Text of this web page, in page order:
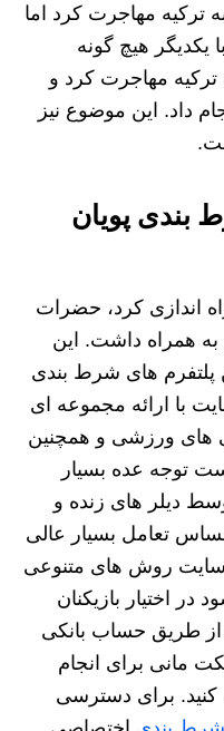
ترکیه مهاجرت کرد اما
یکدیگر هیچ گونه
ترکیه مهاجرت کرد و
داد. این موضوع نیز
پویان
اندازی کرد، حضرات
به همراه داشت. این
پلتفرم های شرط بندی
با ارائه مجموعه ای
های ورزشی و همچنین
توجه عده بسیار
دیلر های زنده و
تعامل بسیار عالی
سایت روش های متنوعی
اختیار بازیکنان
از طریق حساب بانکی
مانی برای انجام
کنید. برای دسترسی